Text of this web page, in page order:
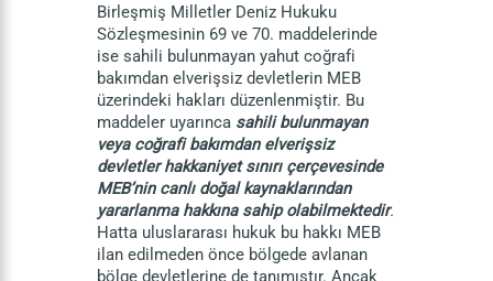
Birleşmiş Milletler Deniz Hukuku
Sözleşmesinin 69 ve 70. maddelerinde
ise sahili bulunmayan yahut coğrafi
bakımdan elverişsiz devletlerin MEB
üzerindeki hakları düzenlenmiştir. Bu
maddeler uyarınca sahili bulunmayan
veya coğrafi bakımdan elverişsiz
devletler hakkaniyet sınırı çerçevesinde
MEB’nin canlı doğal kaynaklarından
yararlanma hakkına sahip olabilmektedir.
Hatta uluslararası hukuk bu hakkı MEB
ilan edilmeden önce bölgede avlanan
bölge devletlerine de tanımıştır. Ancak